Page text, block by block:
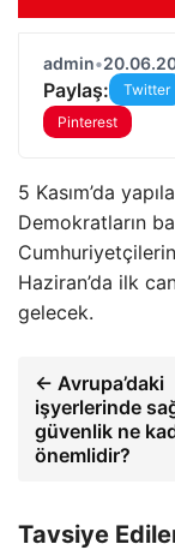
admin•
Paylaş: Twitter
Pinterest
5 Kasım’da
Demokratların
Haziran’da ilk
gelecek.
← Avrupa’daki
işyerlerinde
güvenlik ne
önemlidir?
Tavsiye